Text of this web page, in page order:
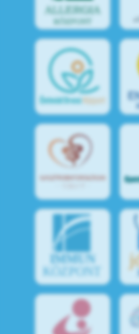
IMMUN
KÖZPONT